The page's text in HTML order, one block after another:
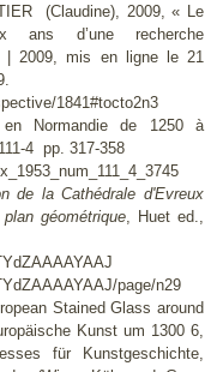
(Claudine), 2009, « Le
d’une recherche
| 2009, mis en ligne le 21
1841#tocto2n3
Normandie de 1250 à
4 pp. 317-358
de la Cathédrale d'Evreux
géométrique, Huet ed.,
page/n29
Stained Glass around
Kunst um 1300 6,
für Kunstgeschichte,